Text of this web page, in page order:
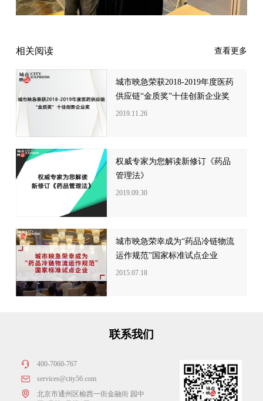
相关阅读 查看更多
城市映急荣获2018-2019年度医药
供应链“金质奖”十佳创新企业奖
2019.11.26
权威专家为您解读新修订《药品
管理法》
2019.09.30
城市映急荣幸成为“药品冷链物流
运作规范”国家标准试点企业
2015.07.18
联系我们
400-7060-767
services@city56.com
北京市通州区榆西一街金融街 园中